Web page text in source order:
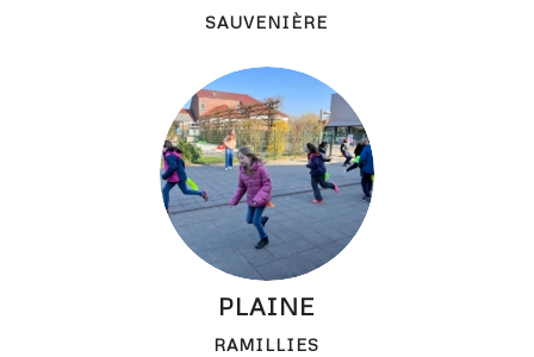
SAUVENIÈRE
PLAINE
RAMILLIES